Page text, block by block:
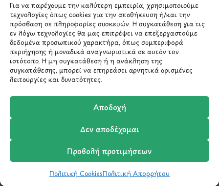
Για να παρέχουμε την καλύτερη εμπειρία, χρησιμοποιούμε
τεχνολογίες όπως cookies για την αποθήκευση ή/και την
πρόσβαση σε πληροφορίες συσκευών. Η συγκατάθεση για τις
εν λόγω τεχνολογίες θα μας επιτρέψει να επεξεργαστούμε
δεδομένα προσωπικού χαρακτήρα, όπως συμπεριφορά
περιήγησης ή μοναδικά αναγνωριστικά σε αυτόν τον
ιστότοπο. Η μη συγκατάθεση ή η ανάκληση της
συγκατάθεσης, μπορεί να επηρεάσει αρνητικά ορισμένες
λειτουργίες και δυνατότητες.
Αποδοχή
Δεν αποδέχομαι
Προβολή προτιμήσεων
Πολιτική CookiesΠολιτική Απορρήτου
*Αυτός ο ιστότοπος προστατεύεται από το σύστημα
reCAPTCHA και ισχύουν ηΠολιτική Απορρήτουκαι οι
Όροι Παροχής Υπηρεσιώντης Google.
ΣΤΟΙΧΕΙΑ ΕΠΙΚΟΙΝΩΝΙΑΣ
Holargos Center (Ισόγειο)
Λ.Περικλέους 56,
210 6522282
info@ypografi.com
ΚαλάθιΣύγκριση
Ο Λογαριασμός μου